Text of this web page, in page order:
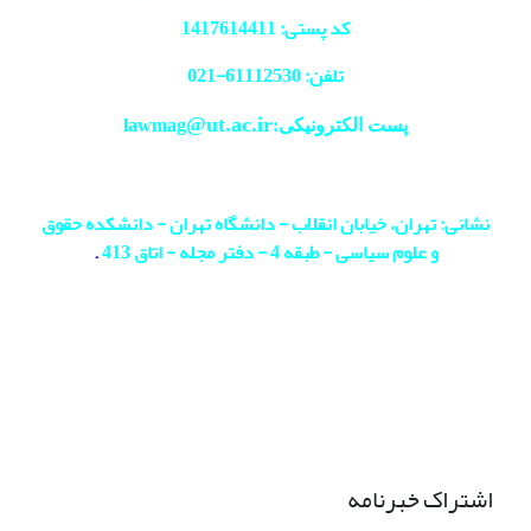
کد پستی: 1417614411
تلفن: 61112530-
021
پست الکترونیکی:lawmag@ut.ac.ir
نشانی: تهران، خیابان انقلاب - دانشگاه تهران - دانشکده حقوق
و علوم سیاسی - طبقه 4 - دفتر مجله - اتاق 413
.
اشتراک خبرنامه